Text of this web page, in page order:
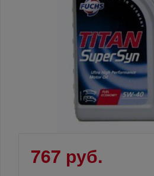
767 руб.